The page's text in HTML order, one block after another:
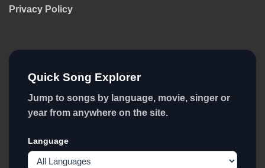
Privacy Policy
Quick Song Explorer
Jump to songs by language, movie, singer or
year from anywhere on the site.
Language